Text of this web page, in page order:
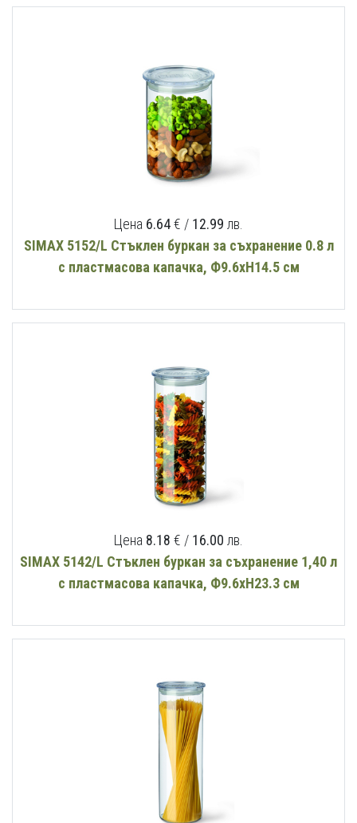
Цена 6.64€ / 12.99 лв.
SIMAX 5152/L Стъклен буркан за съхранение 0.8 л
с пластмасова капачка, Ф9.6хН14.5 см
Цена 8.18 € / 16.00 лв.
SIMAX 5142/L Стъклен буркан за съхранение 1,40 л
с пластмасова капачка, Ф9.6хН23.3 см